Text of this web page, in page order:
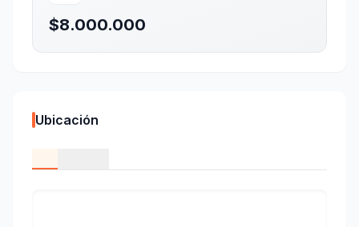
$8.000.000
Ubicación